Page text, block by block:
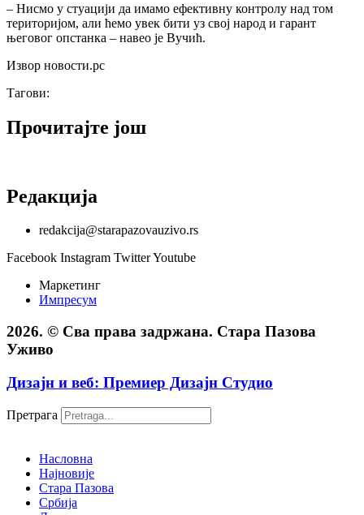
– Нисмо у стуацији да имамо ефективну контролу над том
територијом, али ћемо увек бити уз свој народ и гарант
његовог опстанка – навео је Вучић.
Извор новости.рс
Тагови:
Прочитајте још
Редакција
redakcija@starapazovauzivo.rs
Facebook Instagram TwitterYoutube
Маркетинг
Импресум
2026. © Сва права задржана. Стара Пазова
Уживо
Дизајн и веб: Премиер Дизајн Студио
Претрага
Насловна
Најновије
Стара Пазова
Србија